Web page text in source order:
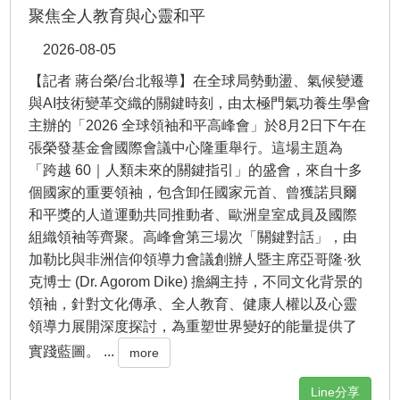
聚焦全人教育與心靈和平
2026-08-05
【記者 蔣台榮/台北報導】在全球局勢動盪、氣候變遷
與AI技術變革交織的關鍵時刻，由太極門氣功養生學會
主辦的「2026 全球領袖和平高峰會」於8月2日下午在
張榮發基金會國際會議中心隆重舉行。這場主題為
「跨越 60｜人類未來的關鍵指引」的盛會，來自十多
個國家的重要領袖，包含卸任國家元首、曾獲諾貝爾
和平獎的人道運動共同推動者、歐洲皇室成員及國際
組織領袖等齊聚。高峰會第三場次「關鍵對話」，由
加勒比與非洲信仰領導力會議創辦人暨主席亞哥隆·狄
克博士 (Dr. Agorom Dike) 擔綱主持，不同文化背景的
領袖，針對文化傳承、全人教育、健康人權以及心靈
領導力展開深度探討，為重塑世界變好的能量提供了
實踐藍圖。 ...
more
Line分享